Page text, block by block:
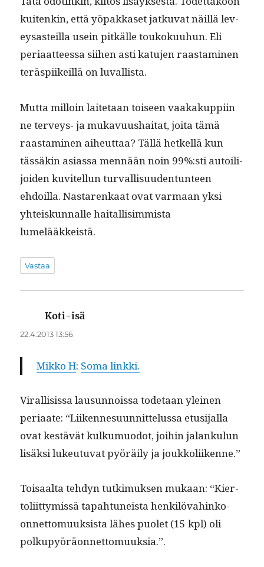
kuitenkin, että yöpakkaset jatku­vat näil­lä lev­
eysasteil­la usein pitkälle toukoku­uhun. Eli
peri­aat­teessa siihen asti katu­jen raas­t­a­mi­nen
teräspi­ikeil­lä on luvallista.
Mut­ta mil­loin laite­taan toiseen vaakakup­pi­in
ne ter­veys- ja mukavu­ushai­tat, joi­ta tämä
raas­t­a­mi­nen aiheut­taa? Täl­lä het­kel­lä kun
tässäkin asi­as­sa men­nään noin 99%:sti autoil­i­
joiden kuvitel­lun tur­val­lisu­u­den­tun­teen
ehdoil­la. Nastarenkaat ovat var­maan yksi
yhteiskun­nalle haitallisim­mista
lumelääkkeistä.
Vastaa
Koti-isä
22.4.2013 13:56
Mikko H: Soma link­ki.
Viral­li­sis­sa lausun­nois­sa tode­taan yleinen
peri­aate: “Liiken­nesu­un­nit­telus­sa etusi­jal­la
ovat kestävät kulku­muodot, joi­hin jalanku­lun
lisäk­si lukeu­tu­vat pyöräi­ly ja joukkoliikenne.”
Toisaal­ta teh­dyn tutkimuk­sen mukaan: “Kier­
toli­it­tymis­sä tapah­tuneista henkilö­vahinko-
onnet­to­muuk­sista läh­es puo­let (15 kpl) oli
polkupyöräonnettomuuksia.”.